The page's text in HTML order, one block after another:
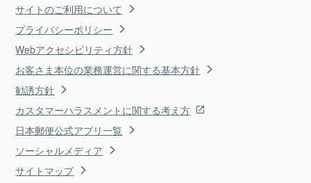
サイトのご利用について
プライバシーポリシー
Webアクセシビリティ方針
お客さま本位の業務運営に関する基本方針
勧誘方針
カスタマーハラスメントに関する考え方
日本郵便公式アプリ一覧
ソーシャルメディア
サイトマップ